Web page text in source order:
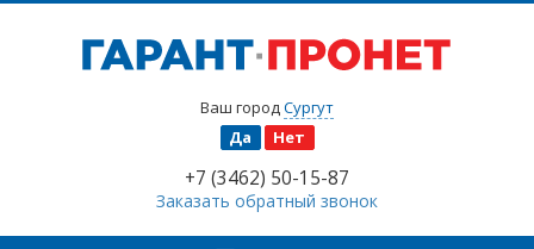
Ваш город Сургут
Да
Нет
+7 (3462) 50-15-87
Заказать обратный звонок